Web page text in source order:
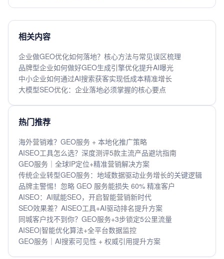
相关内容
企业做GEO优化如何落地？核心方法与常见误区梳理
品牌型企业如何做好GEO生成引擎优化提升AI曝光
中小企业如何通过AI搜索获客实现低成本精准增长
大模型SEO优化：企业落地必须掌握的核心要点
热门推荐
海外营销难？GEO服务 + 本地化推广策略
AISEO工具怎么选？深度测评5款主流产品避坑指南
GEO服务｜全球IP定位+精准营销解决方案
传统企业转型GEO服务：地域数据驱动业务增长的关键逻辑
品牌主警惕！忽略 GEO 服务能损失 60% 精准客户
AISEO：AI赋能SEO，开启智能营销新时代
SEO效果差？AISEO工具+AI驱动排名提升方案
同城客户找不到你？GEO服务+3步锁定5公里流量
AISEO|智能优化算法+全平台数据监控
GEO服务｜AI搜索可见性 + 权威引用提升方案